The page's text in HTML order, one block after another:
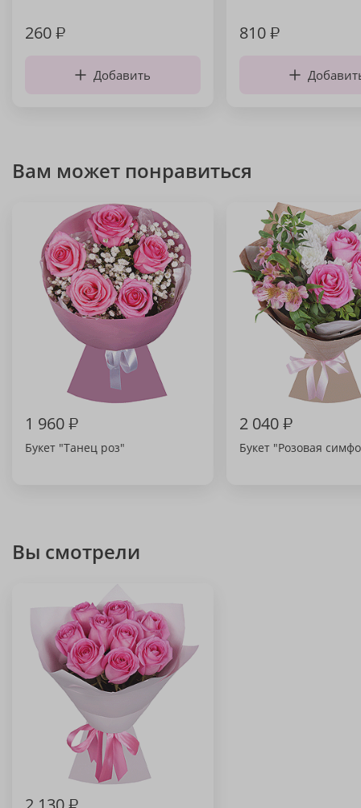
260₽
Добавить
810₽
Вам может понравиться
1 960₽
Букет "Танец роз"
2 040₽
Букет "Розовая
Вы смотрели